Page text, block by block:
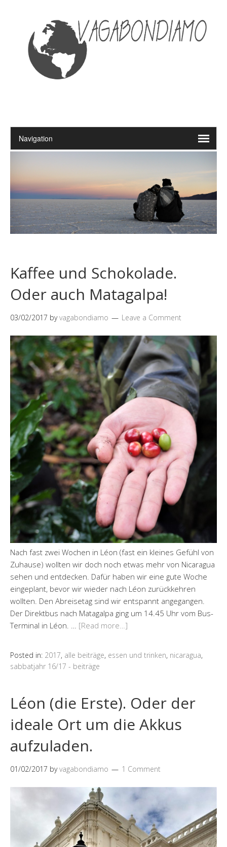
Kaffee und Schokolade.
Oder auch Matagalpa!
03/02/2017 byvagabondiamo Leave a Comment
Nach fast zwei Wochen in Léon (fast ein kleines Gefühl von
Zuhause) wollten wir doch noch etwas mehr von Nicaragua
sehen und entdecken. Dafür haben wir eine gute Woche
eingeplant, bevor wir wieder nach Léon zurückkehren
wollten. Den Abreisetag sind wir entspannt angegangen.
Der Direktbus nach Matagalpa ging um 14.45 Uhr vom Bus-
Terminal in Léon. … [Read more…]
Posted in: 2017, alle beiträge, essen und trinken, nicaragua,
sabbatjahr 16/17 - beiträge
Léon (die Erste). Oder der
ideale Ort um die Akkus
aufzuladen.
01/02/2017 byvagabondiamo 1 Comment